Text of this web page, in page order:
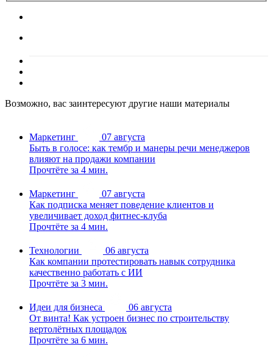
Возможно, вас заинтересуют другие наши материалы
Маркетинг
07 августа
Быть в голосе: как тембр и манеры речи менеджеров
влияют на продажи компании
Прочтёте за 4 мин.
Маркетинг
07 августа
Как подписка меняет поведение клиентов и
увеличивает доход фитнес-клуба
Прочтёте за 4 мин.
Технологии
06 августа
Как компании протестировать навык сотрудника
качественно работать с ИИ
Прочтёте за 3 мин.
Идеи для бизнеса
06 августа
От винта! Как устроен бизнес по строительству
вертолётных площадок
Прочтёте за 6 мин.